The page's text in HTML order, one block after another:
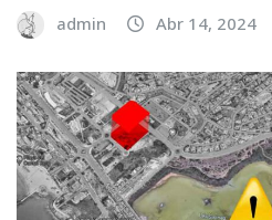
admin Abr 14, 2024